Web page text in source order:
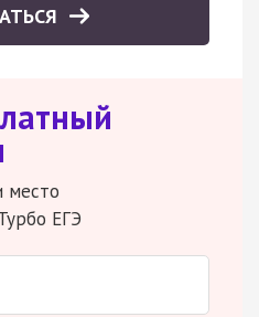
место
ЕГЭ